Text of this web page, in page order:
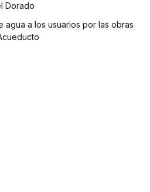
Dorado
agua a los usuarios por las obras